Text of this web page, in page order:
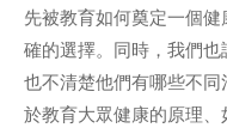
先被教育如何奠定一個
確的選擇。同時，我們也
也不清楚他們有哪些不
於教育大眾健康的原理